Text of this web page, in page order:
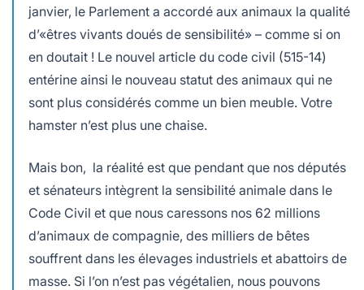
janvier, le Parlement a accordé aux animaux la qualité
d’«êtres vivants doués de sensibilité» – comme si on
en doutait ! Le nouvel article du code civil (515-14)
entérine ainsi le nouveau statut des animaux qui ne
sont plus considérés comme un bien meuble. Votre
hamster n’est plus une chaise.
Mais bon, la réalité est que pendant que nos députés
et sénateurs intègrent la sensibilité animale dans le
Code Civil et que nous caressons nos 62 millions
d’animaux de compagnie, des milliers de bêtes
souffrent dans les élevages industriels et abattoirs de
masse. Si l’on n’est pas végétalien, nous pouvons